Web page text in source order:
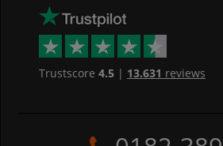
Trustscore 4.5| 13.631 reviews